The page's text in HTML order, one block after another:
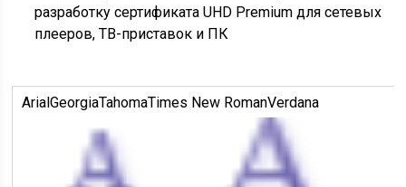
разработку сертификата UHD Premium для сетевых
плееров, ТВ-приставок и ПК
ArialGeorgiaTahomaTimes New RomanVerdana